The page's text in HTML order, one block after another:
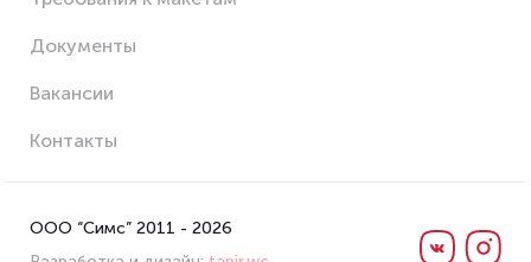
ООО “Симс” 2011 - 2026
Документы
Вакансии
Контакты